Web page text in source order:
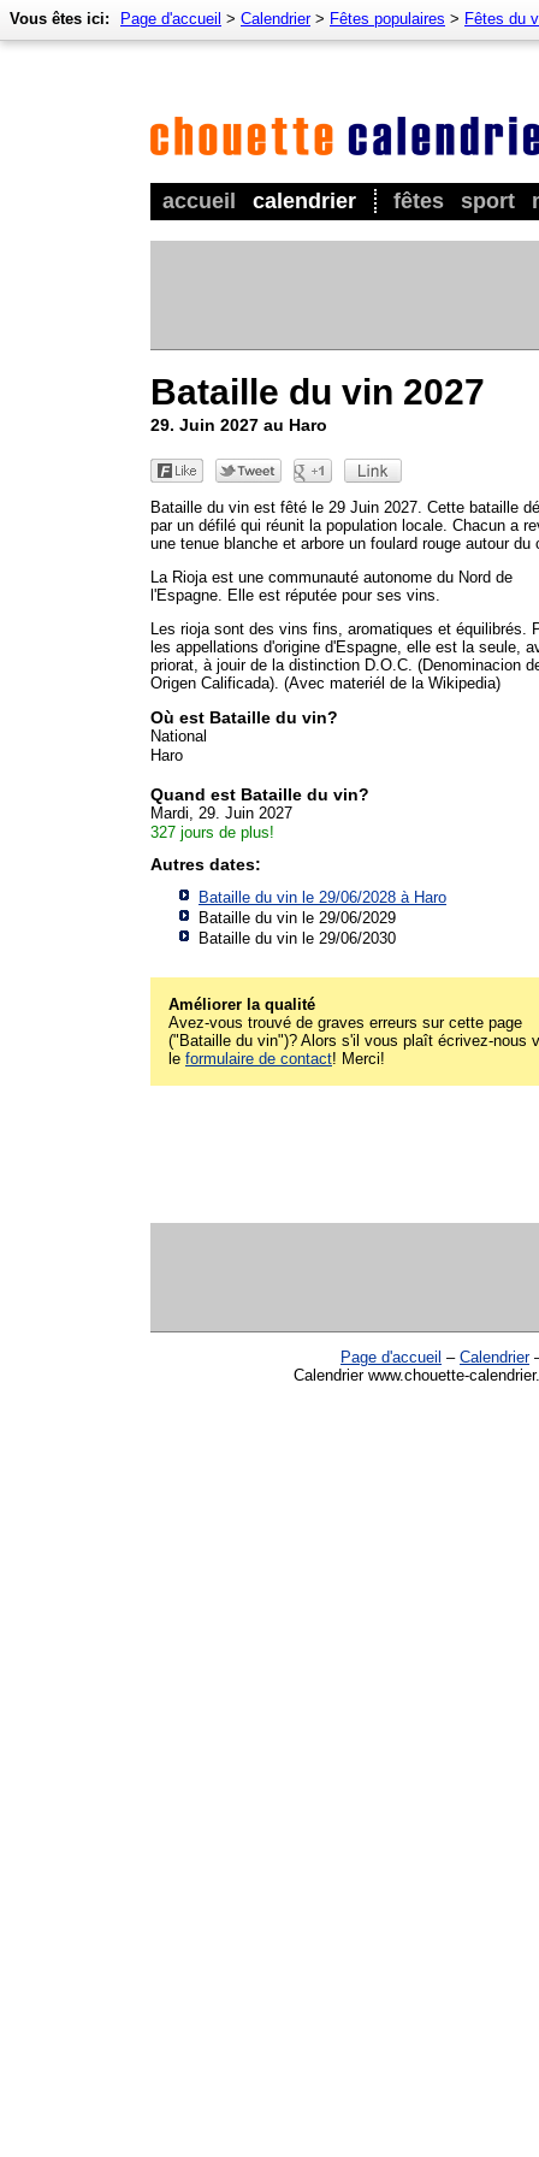
accueil calendrier fêtes sport
Vous êtes ici: Page d'accueil > Calendrier> Fêtes populaires > Fêtes du
Bataille du vin 2027
29. Juin 2027 au Haro
Bataille du vin est fêté le 29 Juin 2027. Cette bataille
par un défilé qui réunit la population locale. Chacun a
une tenue blanche et arbore un foulard rouge autour du
La Rioja est une communauté autonome du Nord de
l'Espagne. Elle est réputée pour ses vins.
Les rioja sont des vins fins, aromatiques et équilibrés.
les appellations d'origine d'Espagne, elle est la seule,
priorat, à jouir de la distinction D.O.C. (Denominacion
Origen Calificada). (Avec materiél de la Wikipedia)
Où est Bataille du vin?
National
Haro
Quand est Bataille du vin?
Mardi, 29. Juin 2027
327 jours de plus!
Autres dates:
Bataille du vin le 29/06/2028 à Haro
Bataille du vin le 29/06/2029
Bataille du vin le 29/06/2030
Améliorer la qualité
Avez-vous trouvé de graves erreurs sur cette page
("Bataille du vin")? Alors s'il vous plaît écrivez-nous
le formulaire de contact! Merci!
Page d'accueil – Calendrier
Calendrier www.chouette-